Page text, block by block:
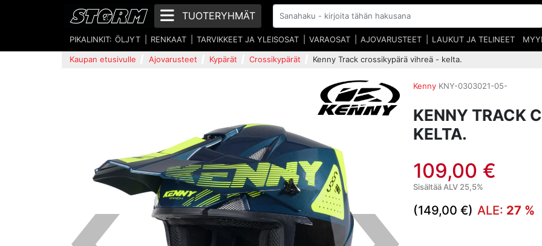
TUOTERYHMÄT
PIKALINKIT: ÖLJYT RENKAAT TARVIKKEET JA YLEISOSAT VARAOSAT AJOVARUSTEET LAUKUT JA TELINEET
Kaupan etusivulle Ajovarusteet Kypärät Crossikypärät Kenny Track crossikypärä vihreä - kelta.
Kenny KNY-0303021-05-
KENNY TRACK
KELTA.
109,00 €
Sisältää ALV 25,5%
(149,00 €) ALE: 27 %